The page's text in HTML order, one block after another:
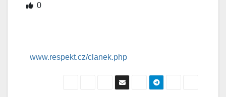
0
www.respekt.cz/clanek.php